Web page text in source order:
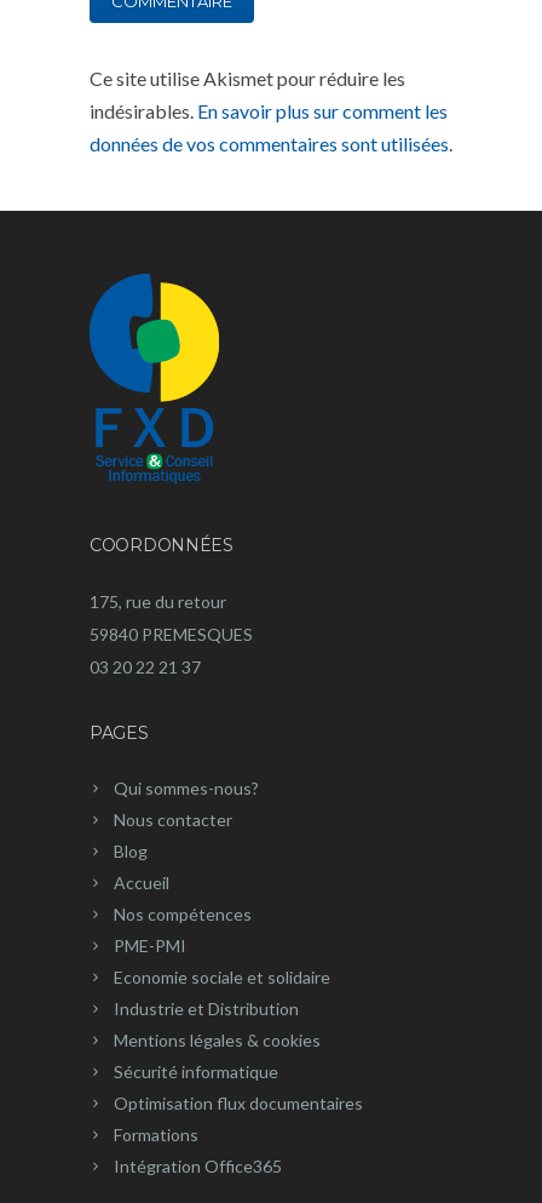
Ce site utilise Akismet pour réduire les
indésirables. En savoir plus sur comment les
données de vos commentaires sont utilisées.
COORDONNÉES
175, rue du retour
59840 PREMESQUES
03 20 22 21 37
PAGES
Qui sommes-nous?
Nous contacter
Blog
Accueil
Nos compétences
PME-PMI
Economie sociale et solidaire
Industrie et Distribution
Mentions légales & cookies
Sécurité informatique
Optimisation flux documentaires
Formations
Intégration Office365